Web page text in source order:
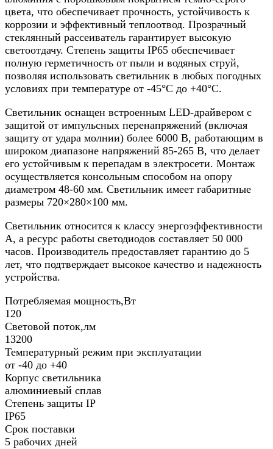
цвета, что обеспечивает прочность, устойчивость к
коррозии и эффективный теплоотвод. Прозрачный
стеклянный рассеиватель гарантирует высокую
светоотдачу. Степень защиты IP65 обеспечивает
полную герметичность от пыли и водяных струй,
позволяя использовать светильник в любых погодных
условиях при температуре от -45°C до +40°C.
Светильник оснащен встроенным LED-драйвером с
защитой от импульсных перенапряжений (включая
защиту от удара молнии) более 6000 В, работающим в
широком диапазоне напряжений 85-265 В, что делает
его устойчивым к перепадам в электросети. Монтаж
осуществляется консольным способом на опору
диаметром 48-60 мм. Светильник имеет габаритные
размеры 720×280×100 мм.
Светильник относится к классу энергоэффективности
А, а ресурс работы светодиодов составляет 50 000
часов. Производитель предоставляет гарантию до 5
лет, что подтверждает высокое качество и надежность
устройства.
Потребляемая мощность,Вт
120
Световой поток,лм
13200
Температурный режим при эксплуатации
от -40 до +40
Корпус светильника
алюминиевый сплав
Степень защиты IP
IP65
Срок поставки
5 рабочих дней